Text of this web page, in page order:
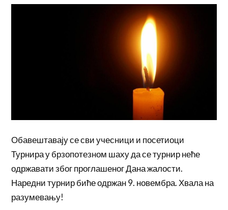
Обавештавају се сви учесници и посетиоци
Турнира у брзопотезном шаху да се турнир неће
одржавати због проглашеног Дана жалости.
Наредни турнир биће одржан 9. новембра. Хвала на
разумевању!